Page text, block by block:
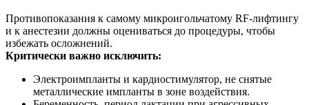
Противопоказания к самому микроигольчатому RF‑лифтингу
и к анестезии должны оцениваться до процедуры, чтобы
избежать осложнений.
Критически важно исключить:
Электроимпланты и кардиостимулятор, не снятые
металлические импланты в зоне воздействия.